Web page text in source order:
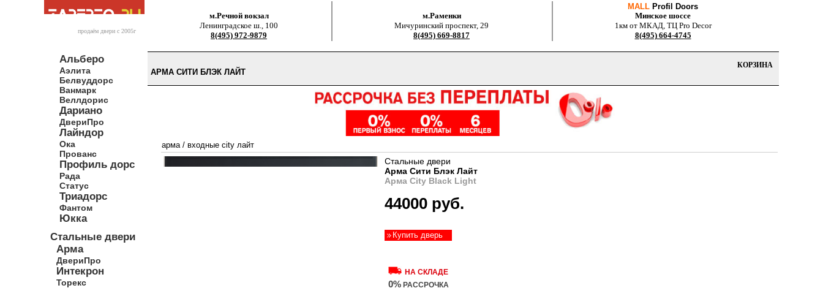
продаём двери c 2005г
Альберо
Аэлита
Белвуддорс
Ванмарк
Веллдорис
Дариано
ДвериПро
Лайндор
Ока
Прованс
Профиль дорс
Рада
Статус
Триадорс
Фантом
Юкка
Стальные двери
Арма
ДвериПро
Интекрон
Торекс
м.Речной вокзал
Ленинградское ш., 100
8(495) 972-9879
м.Раменки
Мичуринский проспект, 29
8(495) 669-8817
MALL Profil Doors
Минское шоссе
1км от МКАД, ТЦ Pro Decor
8(495) 664-4745
КОРЗИНА
АРМА СИТИ БЛЭК ЛАЙТ
арма/ входные city лайт
Стальные двери
Арма Сити Блэк Лайт
Арма City Black Light
44000 руб.
Купить дверь
НА СКЛАДЕ
0% РАССРОЧКА